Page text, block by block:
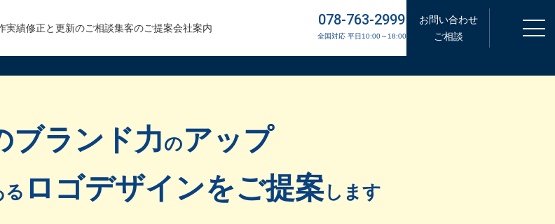
実績修正と更新のご相談集客のご提案会社案内 078-763-2999
全国対応 平日10:00～18:00
お問い合わせ
ご相談
ブランド力のアップ
る ロゴデザインをご提案 します